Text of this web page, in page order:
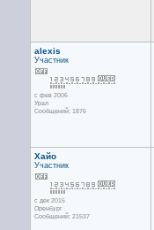
alexis
Участник
с фев 2006
Урал
Сообщений: 1876
Хайо
Участник
с дек 2015
Оренбург
Сообщений: 21537